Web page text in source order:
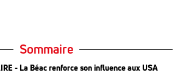
Sommaire
- La Béac renforce son influence aux USA